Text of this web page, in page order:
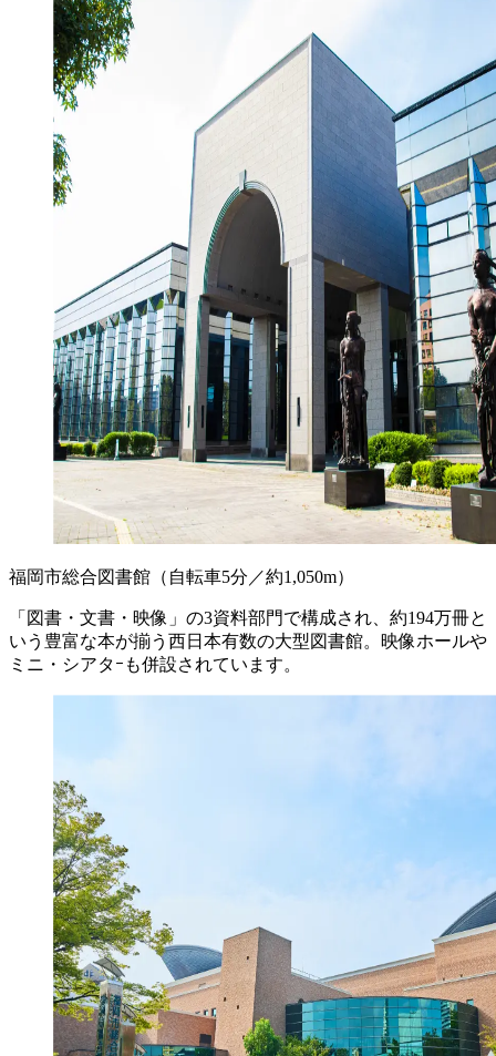
福岡市総合図書館 （自転車5分／約1,050m）
「図書・文書・映像」の3資料部門で構成され、約194万冊と
いう豊富な本が揃う西日本有数の大型図書館。映像ホールや
ミニ・シアタｰも併設されています。